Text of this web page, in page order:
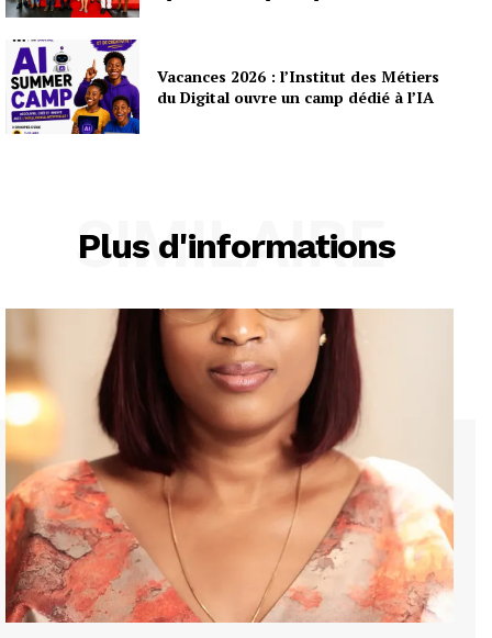
Vacances 2026 : l’Institut des Métiers
du Digital ouvre un camp dédié à l’IA
Plus d'informations
SIMILAIRE